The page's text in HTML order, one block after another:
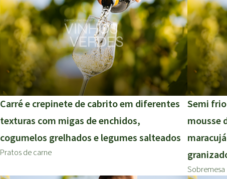
Carré e crepinete de cabrito em diferentes
texturas com migas de enchidos,
cogumelos grelhados e legumes salteados
Pratos de carne
Semi
mousse
Sobremesa